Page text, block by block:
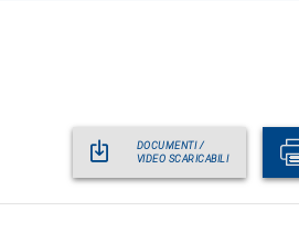
DOCUMENTI /
VIDEO SCARICABILI